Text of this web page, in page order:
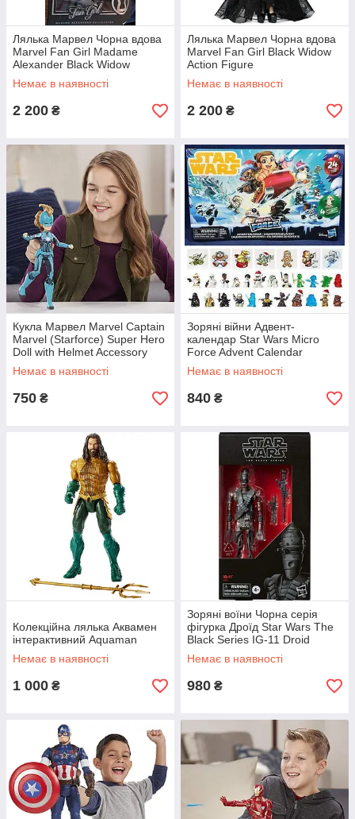
Лялька Марвел Чорна вдова
Marvel Fan Girl Madame
Alexander Black Widow
Немає в наявності
2 200 ₴
Лялька Марвел Чорна вдова
Marvel Fan Girl Black Widow
Action Figure
Немає в наявності
2 200 ₴
Кукла Марвел Marvel Captain
Marvel (Starforce) Super Hero
Doll with Helmet Accessory
Немає в наявності
750 ₴
Зоряні війни Адвент-
календар Star Wars Micro
Force Advent Calendar
Немає в наявності
840 ₴
Колекційна лялька Аквамен
інтерактивний Aquaman
Немає в наявності
1 000 ₴
Зоряні воїни Чорна серія
фігурка Дроїд Star Wars The
Black Series IG-11 Droid
Немає в наявності
980 ₴